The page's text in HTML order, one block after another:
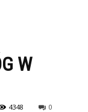
W
4348 0